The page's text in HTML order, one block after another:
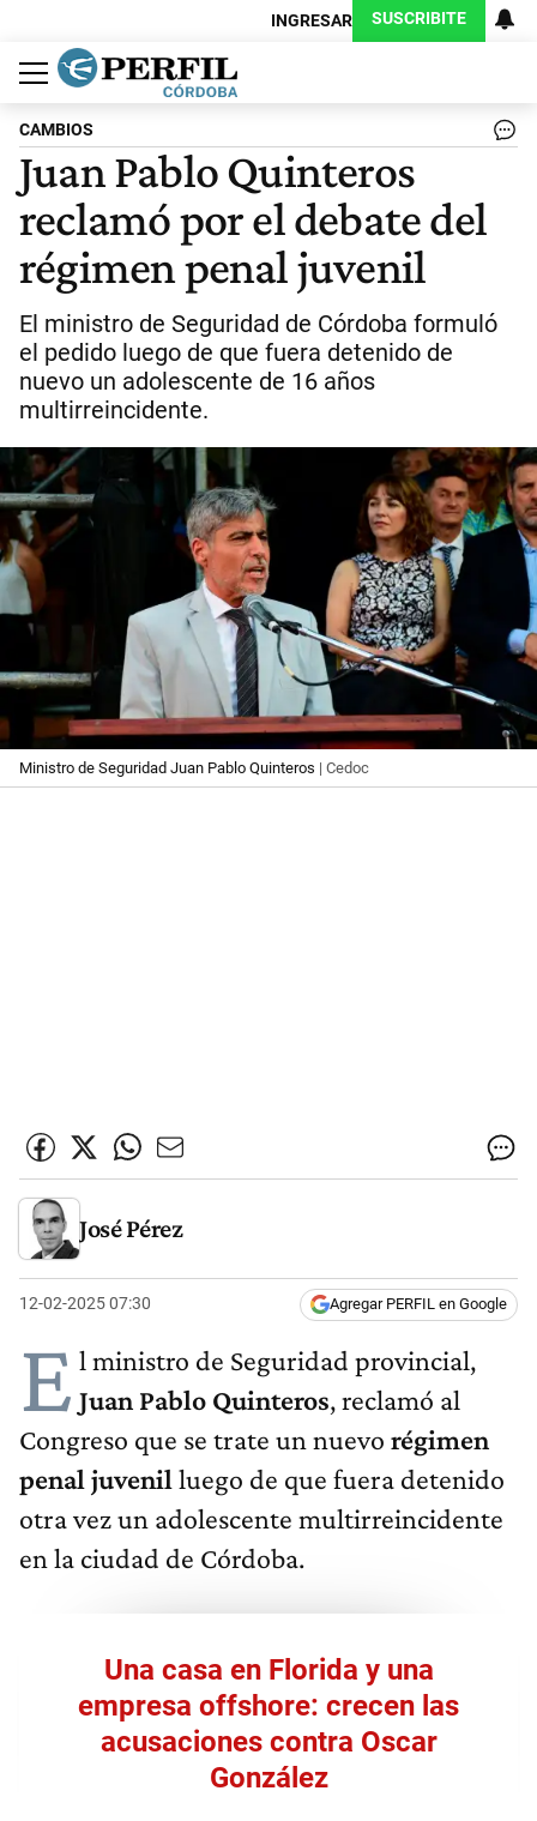
INGRESAR SUSCRIBITE
Política
Economía
Judiciales
Sociedad
Cultura
Espectáculos
Deportes
Protagonistas
CAMBIOS
Juan Pablo Quinteros
reclamó por el debate del
régimen penal juvenil
El ministro de Seguridad de Córdoba formuló
el pedido luego de que fuera detenido de
nuevo un adolescente de 16 años
multirreincidente.
Ministro de Seguridad Juan Pablo Quinteros | Cedoc
José Pérez
12-02-2025 07:30 Agregar PERFIL en Google
E l ministro de Seguridad provincial,
Juan Pablo Quinteros, reclamó al
Congreso que se trate un nuevo régimen
penal juvenil luego de que fuera detenido
otra vez un adolescente multirreincidente
en la ciudad de Córdoba.
Una casa en Florida y una
empresa offshore: crecen las
acusaciones contra Oscar
González